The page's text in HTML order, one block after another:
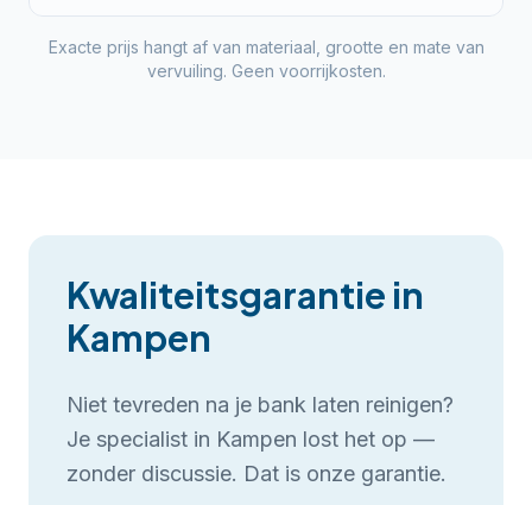
Exacte prijs hangt af van materiaal, grootte en mate van
vervuiling. Geen voorrijkosten.
Kwaliteitsgarantie in
Kampen
Niet tevreden na je bank laten reinigen?
Je specialist in Kampen lost het op —
zonder discussie. Dat is onze garantie.